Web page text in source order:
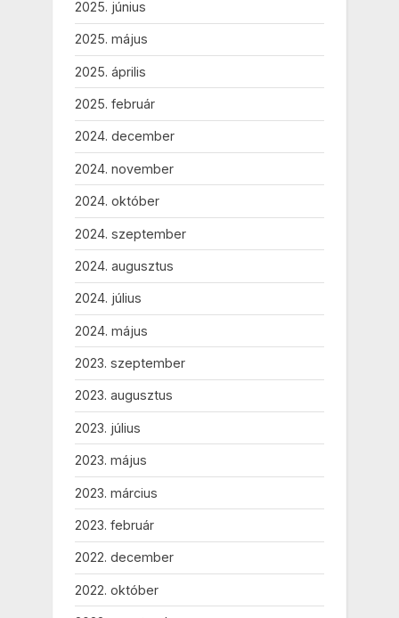
2025. június
2025. május
2025. április
2025. február
2024. december
2024. november
2024. október
2024. szeptember
2024. augusztus
2024. július
2024. május
2023. szeptember
2023. augusztus
2023. július
2023. május
2023. március
2023. február
2022. december
2022. október